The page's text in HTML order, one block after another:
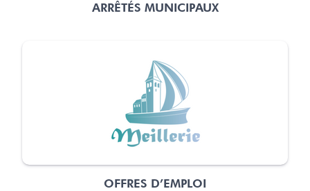
ARRÊTÉS MUNICIPAUX
OFFRES D’EMPLOI